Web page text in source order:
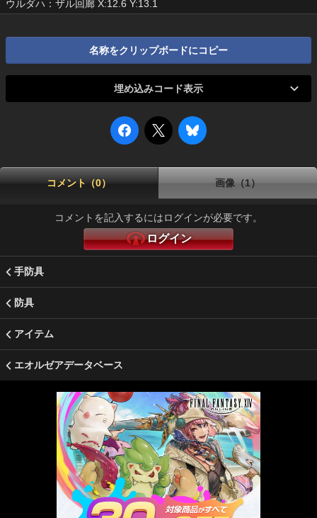
ウルダハ：ザル回廊 X:12.6 Y:13.1
名称をクリップボードにコピー
埋め込みコード表示
コメント（0） 画像（1）
コメントを記入するにはログインが必要です。
ログイン
手防具
防具
アイテム
エオルゼアデータベース